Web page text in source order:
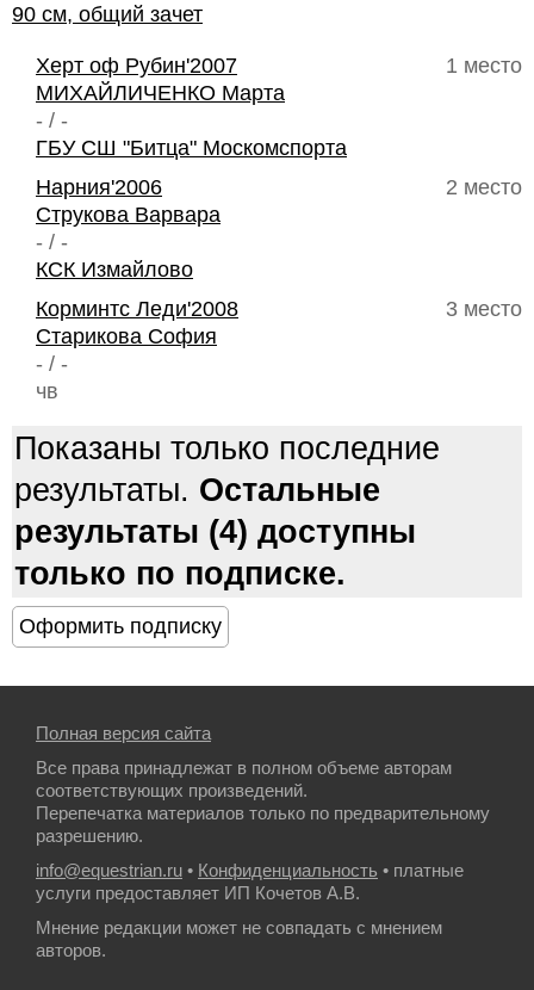
90 см, общий зачет
1 место
Херт оф Рубин'2007
МИХАЙЛИЧЕНКО Марта
- / -
ГБУ СШ "Битца" Москомспорта
2 место
Нарния'2006
Струкова Варвара
- / -
КСК Измайлово
3 место
Корминтс Леди'2008
Старикова София
- / -
чв
Показаны только последние
результаты. Остальные
результаты (4) доступны
только по подписке.
Полная версия сайта
Все права принадлежат в полном объеме авторам
соответствующих произведений.
Перепечатка материалов только по предварительному
разрешению.
info@equestrian.ru • Конфиденциальность • платные
услуги предоставляет ИП Кочетов А.В.
Мнение редакции может не совпадать с мнением
авторов.